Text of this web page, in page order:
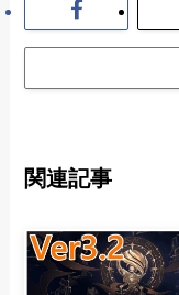
関連記事